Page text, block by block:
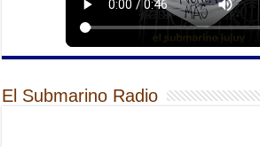
El Submarino Radio